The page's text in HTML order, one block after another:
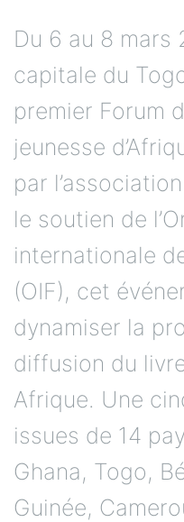
Du 6 au 8 mars
capitale du
premier Forum
jeunesse
par
le soutien de
internationale
(OIF), cet
dynamiser la
diffusion du
Afrique. Une
issues de 14
Ghana, Togo,
Guinée,